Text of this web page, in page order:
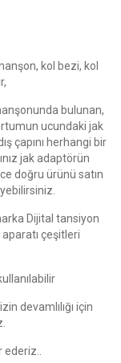
kol bezi, kol
bulunan,
ucundaki jak
çapını herhangi bir
jak adaptörün
doğru ürünü satın
Dijital tansiyon
çeşitleri
devamlılığı için
ederiz..